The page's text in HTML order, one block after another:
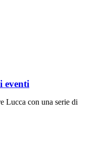
eventi
Lucca con una serie di